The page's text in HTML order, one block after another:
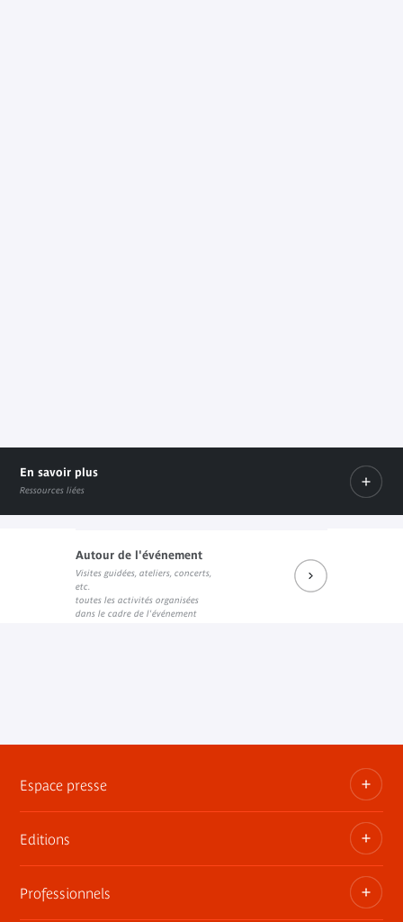
En savoir plus
Ressources liées
Catalogue de l'exposition
Lien interne
Autour de l'événement
Visites guidées, ateliers, concerts,
etc.
toutes les activités organisées
dans le cadre de l'événement
Espace presse
Dossiers, communiqués, bandes annonces
Contact presse
Editions
Les publications du musée
Professionnels